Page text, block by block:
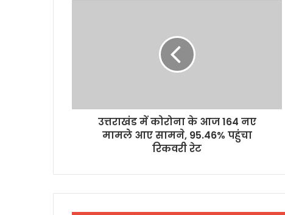
उत्तराखंड में कोरोना के आज 164 नए
मामले आए सामने, 95.46% पहुंचा
रिकवरी रेट